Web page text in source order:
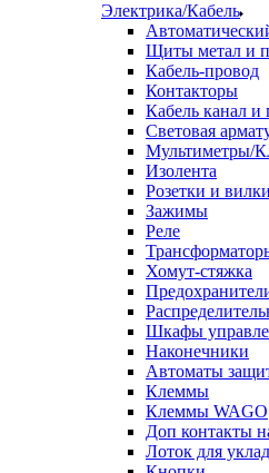
Электрика/Кабель
Щиты метал и
Кабель-провод
Контакторы
Кабель канал и
Световая
Мультиметры/
Изолента
Розетки и вилки
Зажимы
Реле
Хомут-стяжка
Шкафы
Наконечники
Автоматы
Клеммы
Клеммы WAGO
Доп контакты
Лоток для